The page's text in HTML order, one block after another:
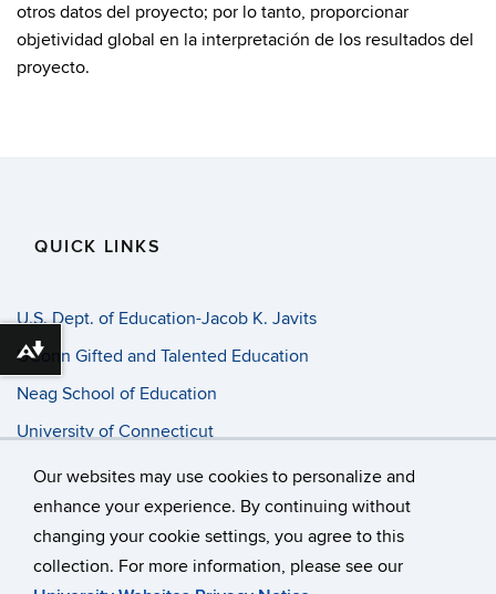
Our websites may use cookies to personalize and
enhance your experience. By continuing without
changing your cookie settings, you agree to this
collection. For more information, please see our
otros datos del proyecto; por lo tanto, proporcionar
objetividad global en la interpretación de los resultados del
proyecto.
QUICK LINKS
U.S. Dept. of Education-Jacob K. Javits
UConn Gifted and Talented Education
Neag School of Education
University of Connecticut
Progress Entry
©University of Connecticut
Disclaimers, Privacy & Copyright
Accessibility
Download alternative formats ...